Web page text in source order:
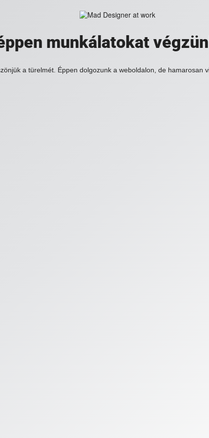
munkálatokat
a türelmét. Éppen dolgozunk a weboldalon, de hamarosan